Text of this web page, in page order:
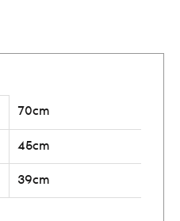
70cm
45cm
39cm